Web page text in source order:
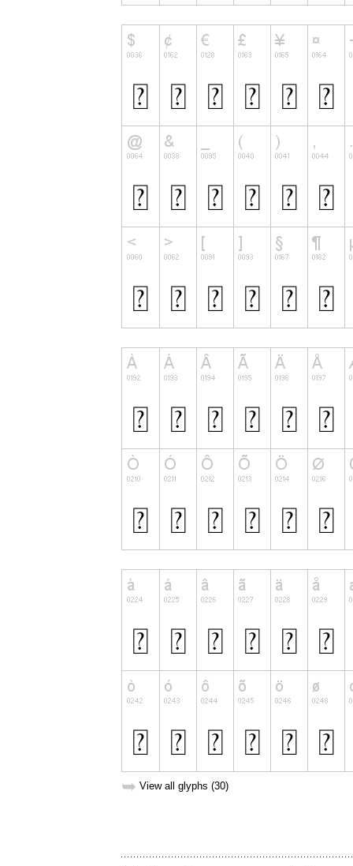
➥ View all glyphs (30)